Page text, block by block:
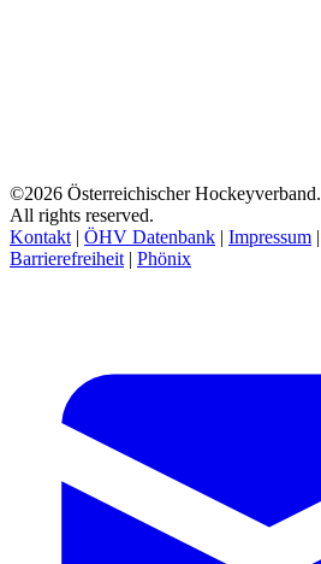
©2026 Österreichischer Hockeyverband.
All rights reserved.
Kontakt | ÖHV Datenbank | Impressum |
Barrierefreiheit | Phönix